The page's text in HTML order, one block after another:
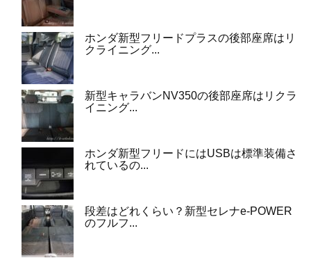
ホンダ新型フリードプラスの後部座席はリ
クライニング...
新型キャラバンNV350の後部座席はリクラ
イニング...
ホンダ新型フリードにはUSBは標準装備さ
れているの...
段差はどれくらい？新型セレナe-POWER
のフルフ...